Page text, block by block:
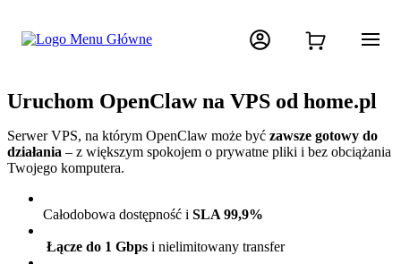
Uruchom OpenClaw na VPS od home.pl
Serwer VPS, na którym OpenClaw może być zawsze gotowy do
działania – z większym spokojem o prywatne pliki i bez obciążania
Twojego komputera.
Całodobowa dostępność i SLA 99,9%
Łącze do 1 Gbps i nielimitowany transfer